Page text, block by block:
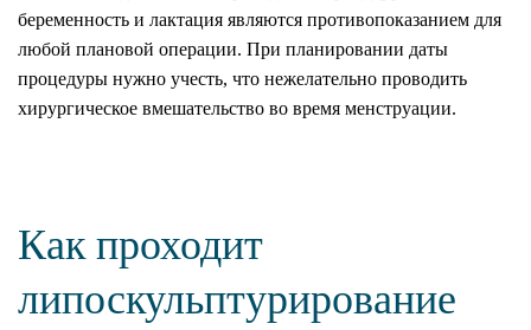
беременность и лактация являются противопоказанием для
любой плановой операции. При планировании даты
процедуры нужно учесть, что нежелательно проводить
хирургическое вмешательство во время менструации.
Как проходит
липоскульптурирование